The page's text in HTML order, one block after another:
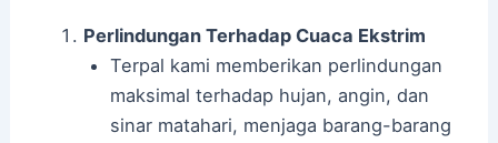
Perlindungan Terhadap Cuaca Ekstrim
Terpal kami memberikan perlindungan
maksimal terhadap hujan, angin, dan
sinar matahari, menjaga barang-barang